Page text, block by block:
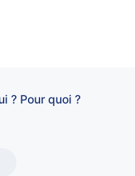
? Pour quoi ?